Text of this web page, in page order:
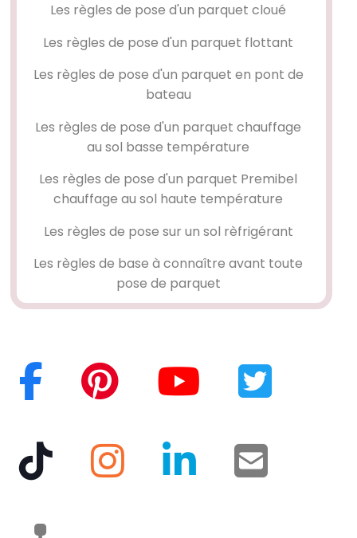
Les règles de pose d'un parquet cloué
Les règles de pose d'un parquet flottant
Les règles de pose d'un parquet en pont de
bateau
Les règles de pose d'un parquet chauffage
au sol basse température
Les règles de pose d'un parquet Premibel
chauffage au sol haute température
Les règles de pose sur un sol rèfrigérant
Les règles de base à connaître avant toute
pose de parquet